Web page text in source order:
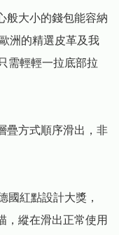
般大小的錢包能容納
洲的精選皮革及我
需輕輕一拉底部拉
疊方式順序滑出，非
紅點設計大獎，
，縱在滑出正常使用